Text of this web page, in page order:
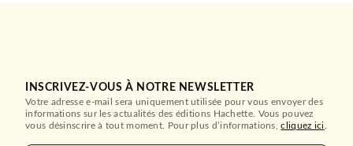
INSCRIVEZ-VOUS À NOTRE NEWSLETTER
Votre adresse e-mail sera uniquement utilisée pour vous envoyer des
informations sur les actualités des éditions Hachette. Vous pouvez
vous désinscrire à tout moment. Pour plus d’informations,cliquez ici